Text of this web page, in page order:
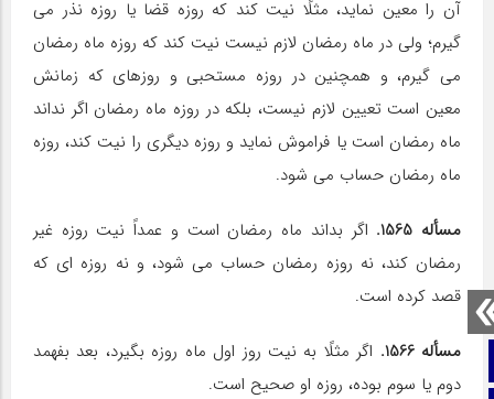
صفحه نخست
آن را معین نماید، مثلًا نیت کند که روزه قضا یا روزه نذر مى‏
گیرم؛ ولى در ماه رمضان لازم نیست نیت کند که روزه ماه رمضان
مى‏ گیرم، و هم‏چنین در روزه مستحبى و روزه‏اى که زمانش
معین است تعیین لازم نیست، بلکه در روزه ماه رمضان اگر نداند
ماه رمضان است یا فراموش نماید و روزه دیگرى را نیت کند، روزه
ماه رمضان حساب مى‏ شود.
مسأله 1565.
اگر بداند ماه رمضان است و عمداً نیت روزه غیر
رمضان کند، نه روزه رمضان حساب مى‏ شود، و نه روزه‏ اى که
قصد کرده است.
مسأله 1566.
اگر مثلًا به نیت روز اول ماه روزه بگیرد، بعد بفهمد
دوم یا سوم بوده، روزه او صحیح است.